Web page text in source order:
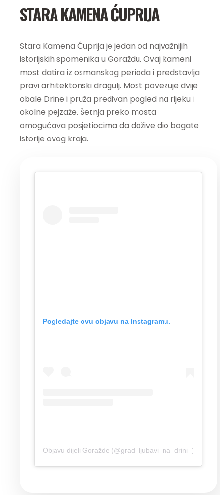
Pogledajte ovu objavu na Instagramu.
Objavu dijeli Goražde (@grad_ljubavi_na_drini_)
STARA KAMENA ĆUPRIJA
Stara Kamena Ćuprija je jedan od najvažnijih
istorijskih spomenika u Goraždu. Ovaj kameni
most datira iz osmanskog perioda i predstavlja
pravi arhitektonski dragulj. Most povezuje dvije
obale Drine i pruža predivan pogled na rijeku i
okolne pejzaže. Šetnja preko mosta
omogućava posjetiocima da dožive dio bogate
istorije ovog kraja.